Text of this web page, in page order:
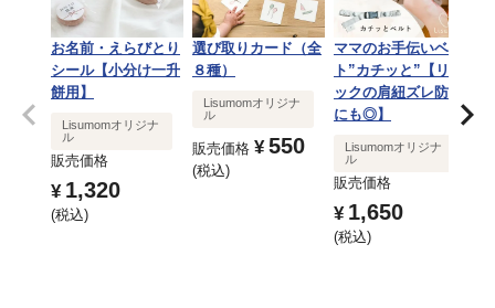
お名前・えらびとり
シール【小分け一升
餅用】
Lisumomオリジナ
ル
販売価格
¥ 1,320
税込
選び取りカード（全
８種）
Lisumomオリジナ
ル
販売価格 ¥ 550
税込
ママのお手伝いベル
ト”カチッと”【リュ
ックの肩紐ズレ防止
にも◎】
Lisumomオリジナ
ル
販売価格
¥ 1,650
税込